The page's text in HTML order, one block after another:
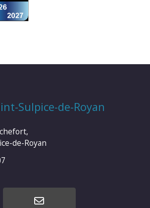
Sulpice-de-Royan
de-Royan